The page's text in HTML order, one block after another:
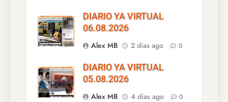
DIARIO YA VIRTUAL
06.08.2026
Alex MB
2 días ago 0
DIARIO YA VIRTUAL
05.08.2026
Alex MB
4 días ago 0